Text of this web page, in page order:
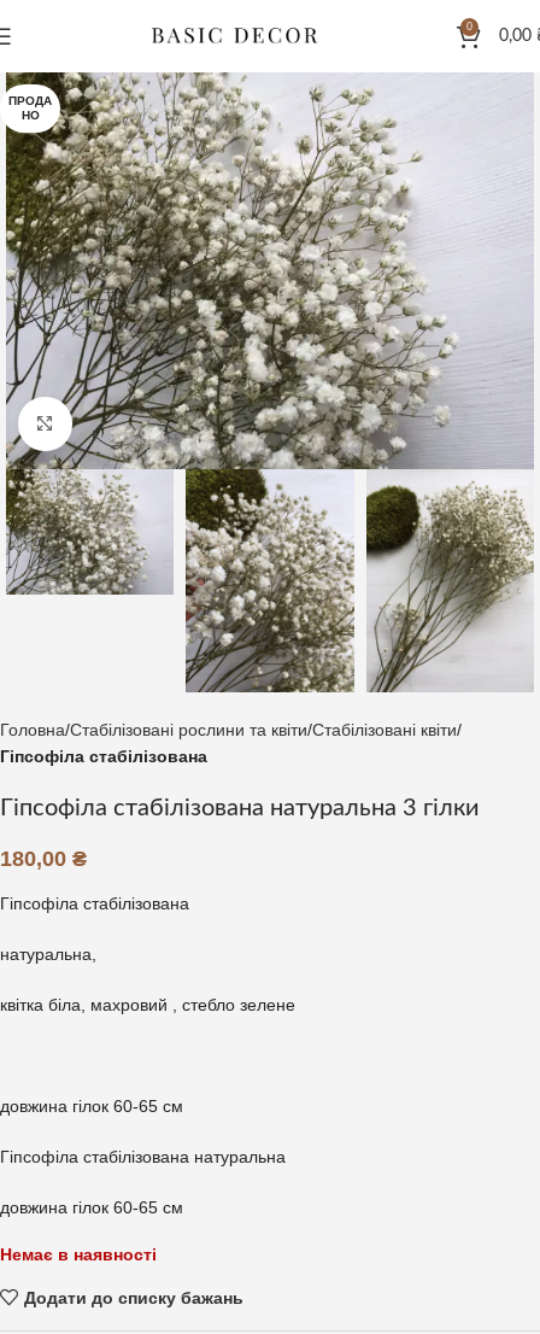
0
0,00
ПРОДА
НО
Клацніть, щоб збільшити
Головна Стабілізовані рослини та квіти Стабілізовані квіти
Гіпсофіла стабілізована
Гіпсофіла стабілізована натуральна 3 гілки
180,00 ₴
Гіпсофіла стабілізована
натуральна,
квітка біла, махровий , стебло зелене
довжина гілок 60-65 см
Гіпсофіла стабілізована натуральна
довжина гілок 60-65 см
Немає в наявності
Додати до списку бажань